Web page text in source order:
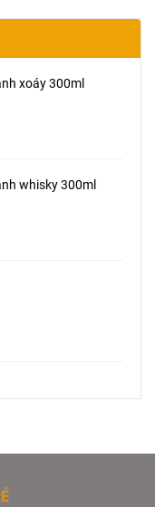
xoáy 300ml
whisky 300ml